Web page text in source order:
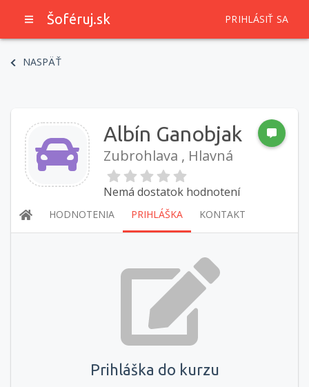
Šoféruj.sk PRIHLÁSIŤ SA
NASPÄŤ
Albín Ganobjak
Zubrohlava , Hlavná
Nemá dostatok hodnotení
HODNOTENIA PRIHLÁŠKA KONTAKT
Prihláška do kurzu